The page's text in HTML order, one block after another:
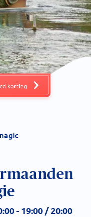
korting
- 19:00 / 20:00